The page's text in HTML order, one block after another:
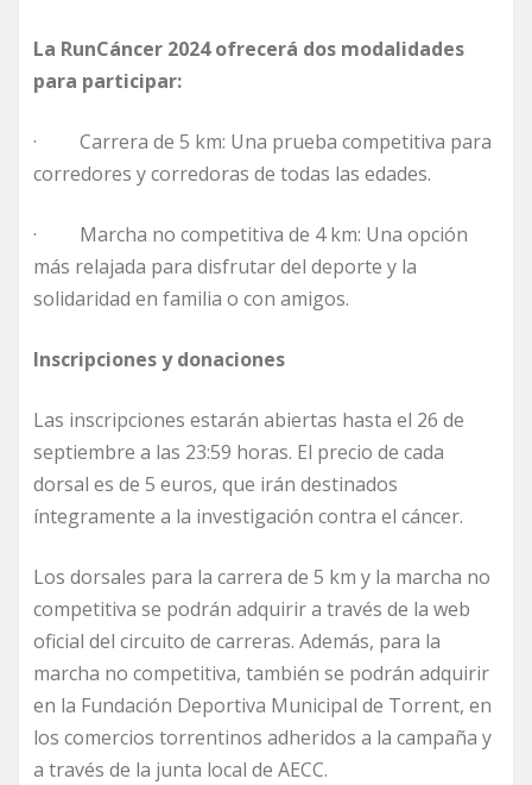
La RunCáncer 2024 ofrecerá dos modalidades
para participar:
· Carrera de 5 km: Una prueba competitiva para
corredores y corredoras de todas las edades.
· Marcha no competitiva de 4 km: Una opción
más relajada para disfrutar del deporte y la
solidaridad en familia o con amigos.
Inscripciones y donaciones
Las inscripciones estarán abiertas hasta el 26 de
septiembre a las 23:59 horas. El precio de cada
dorsal es de 5 euros, que irán destinados
íntegramente a la investigación contra el cáncer.
Los dorsales para la carrera de 5 km y la marcha no
competitiva se podrán adquirir a través de la web
oficial del circuito de carreras. Además, para la
marcha no competitiva, también se podrán adquirir
en la Fundación Deportiva Municipal de Torrent, en
los comercios torrentinos adheridos a la campaña y
a través de la junta local de AECC.